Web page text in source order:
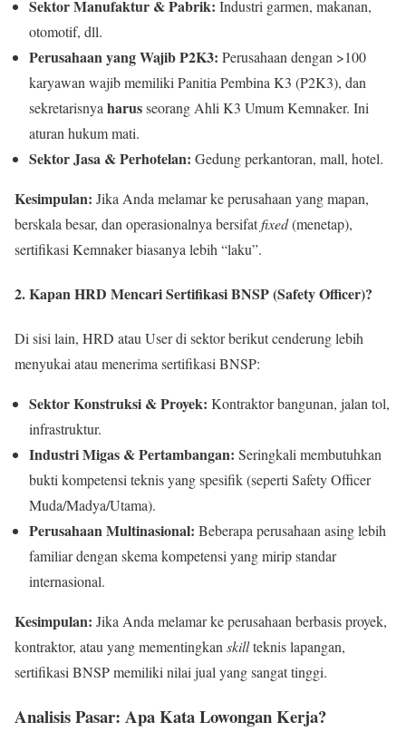
Sektor Manufaktur & Pabrik: Industri garmen, makanan,
otomotif, dll.
Perusahaan yang Wajib P2K3: Perusahaan dengan >100
karyawan wajib memiliki Panitia Pembina K3 (P2K3), dan
sekretarisnya harusseorang Ahli K3 Umum Kemnaker. Ini
aturan hukum mati.
Sektor Jasa & Perhotelan: Gedung perkantoran, mall, hotel.
Kesimpulan: Jika Anda melamar ke perusahaan yang mapan,
berskala besar, dan operasionalnya bersifatfixed(menetap),
sertifikasi Kemnaker biasanya lebih “laku”.
2. Kapan HRD Mencari Sertifikasi BNSP (Safety Officer)?
Di sisi lain, HRD atau User di sektor berikut cenderung lebih
menyukai atau menerima sertifikasi BNSP:
Sektor Konstruksi & Proyek: Kontraktor bangunan, jalan tol,
infrastruktur.
Industri Migas & Pertambangan: Seringkali membutuhkan
bukti kompetensi teknis yang spesifik (seperti Safety Officer
Muda/Madya/Utama).
Perusahaan Multinasional: Beberapa perusahaan asing lebih
familiar dengan skema kompetensi yang mirip standar
internasional.
Kesimpulan: Jika Anda melamar ke perusahaan berbasis proyek,
kontraktor, atau yang mementingkan skillteknis lapangan,
sertifikasi BNSP memiliki nilai jual yang sangat tinggi.
Analisis Pasar: Apa Kata Lowongan Kerja?